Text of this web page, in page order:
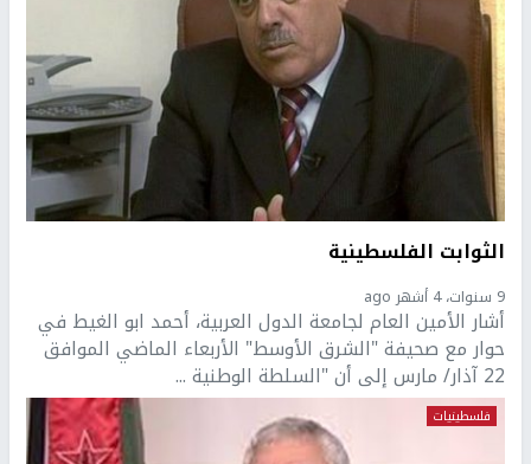
الثوابت الفلسطينية
9 سنوات، 4 أشهر ago
أشار الأمين العام لجامعة الدول العربية، أحمد ابو الغيط في
حوار مع صحيفة "الشرق الأوسط" الأربعاء الماضي الموافق
22 آذار/ مارس إلى أن "السلطة الوطنية ...
فلسطينيات